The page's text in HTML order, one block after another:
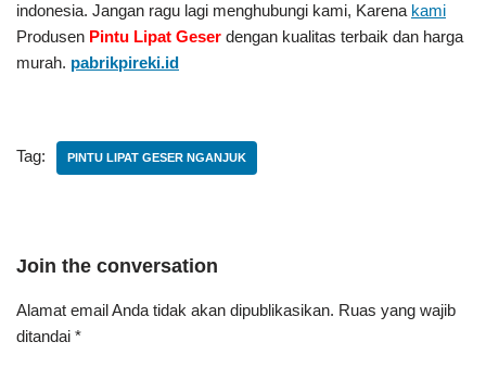
indonesia. Jangan ragu lagi menghubungi kami, Karena kami
Produsen Pintu Lipat Geser dengan kualitas terbaik dan harga
murah. pabrikpireki.id
Tag: PINTU LIPAT GESER NGANJUK
Join the conversation
Alamat email Anda tidak akan dipublikasikan. Ruas yang wajib
ditandai *